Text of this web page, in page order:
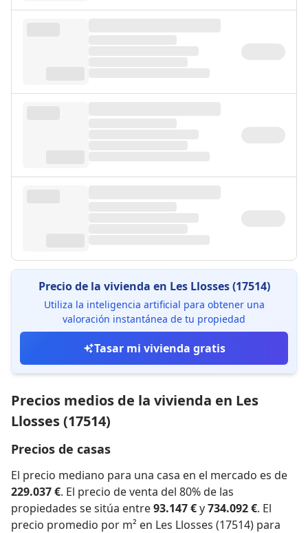
Precio de la vivienda en Les Llosses (17514)
Utiliza la inteligencia artificial para obtener una
valoración instantánea de tu propiedad
Tasar mi vivienda gratis
Precios medios de la vivienda en Les
Llosses (17514)
Precios de casas
El precio mediano para una casa en el mercado es de
229.037 €. El precio de venta del 80% de las
propiedades se sitúa entre93.147 €y734.092 €. El
precio promedio por m² en Les Llosses (17514) para